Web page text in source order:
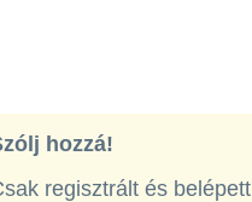
hozzá!
regisztrált és